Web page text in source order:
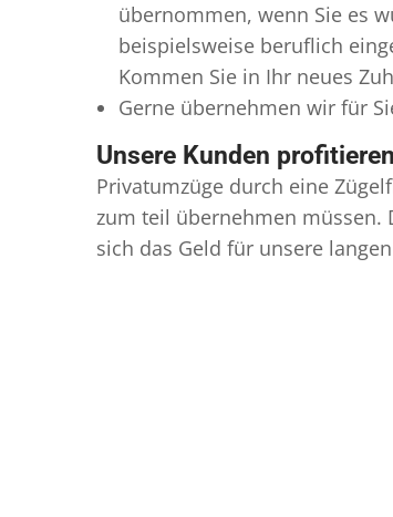
übernommen, wenn Sie es
beispielsweise beruflich
Kommen Sie in Ihr neues
Gerne übernehmen wir für
Unsere Kunden
Privatumzüge durch eine
zum teil übernehmen müssen.
sich das Geld für unsere